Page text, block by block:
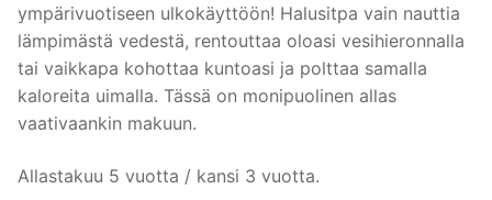
ympärivuotiseen ulkokäyttöön! Halusitpa vain nauttia
lämpimästä vedestä, rentouttaa oloasi vesihieronnalla
tai vaikkapa kohottaa kuntoasi ja polttaa samalla
kaloreita uimalla. Tässä on monipuolinen allas
vaativaankin makuun.
Allastakuu 5 vuotta / kansi 3 vuotta.